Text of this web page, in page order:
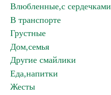
Влюбленные,с сердечками
В транспорте
Грустные
Дом,семья
Другие смайлики
Еда,напитки
Жесты